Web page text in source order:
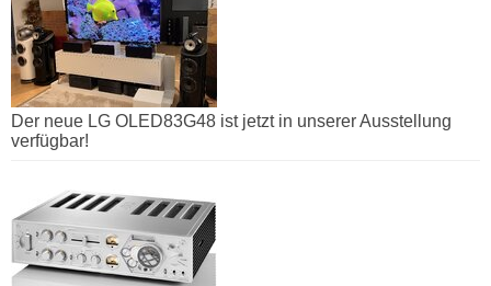
Der neue LG OLED83G48 ist jetzt in unserer Ausstellung
verfügbar!